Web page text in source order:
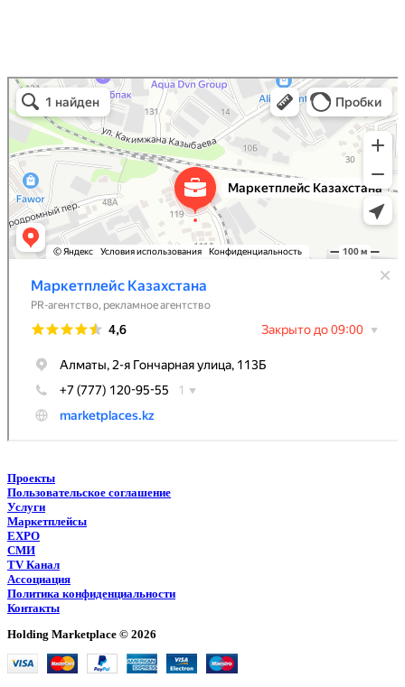
Маркетплейс Казахстана
Рекламное агентство в Алматы
Информационное агентство в Алматы
Проекты
Пользовательское соглашение
Услуги
Маркетплейсы
EXPO
СМИ
TV Канал
Ассоциация
Политика конфиденциальности
Контакты
Holding Marketplace © 2026